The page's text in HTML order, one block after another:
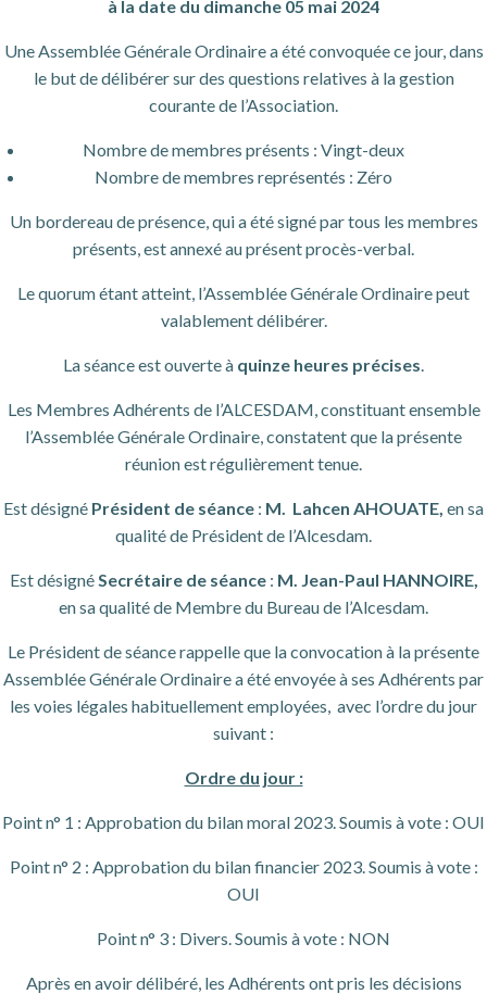
à la date du dimanche 05 mai 2024
Une Assemblée Générale Ordinaire a été convoquée ce jour, dans
le but de délibérer sur des questions relatives à la gestion
courante de l’Association.
Nombre de membres présents : Vingt-deux
Nombre de membres représentés : Zéro
Un bordereau de présence, qui a été signé par tous les membres
présents, est annexé au présent procès-verbal.
Le quorum étant atteint, l’Assemblée Générale Ordinaire peut
valablement délibérer.
La séance est ouverte à quinze heures précises.
Les Membres Adhérents de l’ALCESDAM, constituant ensemble
l’Assemblée Générale Ordinaire, constatent que la présente
réunion est régulièrement tenue.
Est désigné Président de séance : M. Lahcen AHOUATE, en sa
qualité de Président de l’Alcesdam.
Est désignéSecrétaire de séance: M. Jean-Paul HANNOIRE,
en sa qualité de Membre du Bureau de l’Alcesdam.
Le Président de séance rappelle que la convocation à la présente
Assemblée Générale Ordinaire a été envoyée à ses Adhérents par
les voies légales habituellement employées, avec l’ordre du jour
suivant :
Ordre du jour :
Point n° 1 : Approbation du bilan moral 2023. Soumis à vote : OUI
Point n° 2 : Approbation du bilan financier 2023. Soumis à vote :
OUI
Point n° 3 : Divers. Soumis à vote : NON
Après en avoir délibéré, les Adhérents ont pris les décisions